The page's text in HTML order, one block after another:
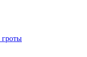
гроты